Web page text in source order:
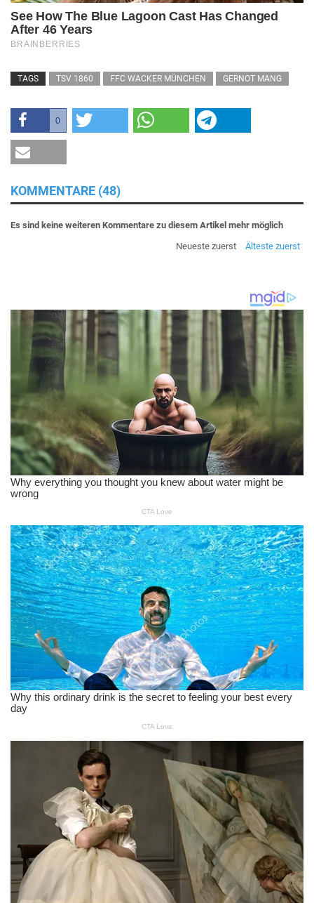
TAGS TSV 1860 FFC WACKER MÜNCHEN GERNOT MANG
0
KOMMENTARE (48)
Es sind keine weiteren Kommentare zu diesem Artikel mehr möglich
Neueste zuerst
Älteste zuerst